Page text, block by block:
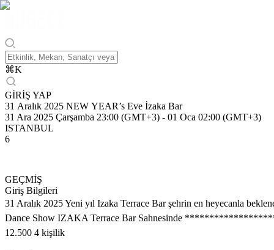
⌘K
GİRİŞ YAP
31 Aralık 2025 NEW YEAR’s Eve İzaka Bar
31 Ara 2025 Çarşamba 23:00 (GMT+3) - 01 Oca 02:00 (GMT+3)
ISTANBUL
6
GEÇMİŞ
Giriş Bilgileri
31 Aralık 2025 Yeni yıl Izaka Terrace Bar şehrin en heyecanla
Dance Show IZAKA Terrace Bar Sahnesinde
12.500 4 kişilik